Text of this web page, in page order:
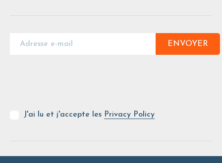
ENVOYER
J'ai lu et j'accepte les Privacy Policy